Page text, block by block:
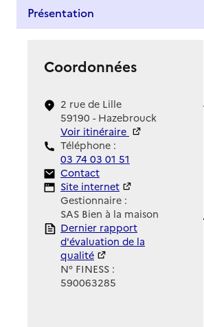
Présentation
Coordonnées
2 rue de Lille
59190 - Hazebrouck
Voir itinéraire
Téléphone :
03 74 03 01 51
Contact
Contact
Site Internet
Site internet
Gestionnaire :
SAS Bien à la maison
Rapport HAS
Dernier rapport
d'évaluation de la
qualité
N° FINESS :
590063285